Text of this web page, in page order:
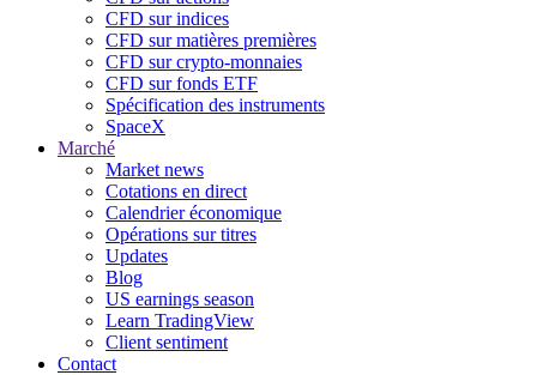
CFD sur indices
CFD sur matières premières
CFD sur crypto-monnaies
CFD sur fonds ETF
Spécification des instruments
SpaceX
Marché
Market news
Cotations en direct
Calendrier économique
Opérations sur titres
Updates
Blog
US earnings season
Learn TradingView
Client sentiment
Contact